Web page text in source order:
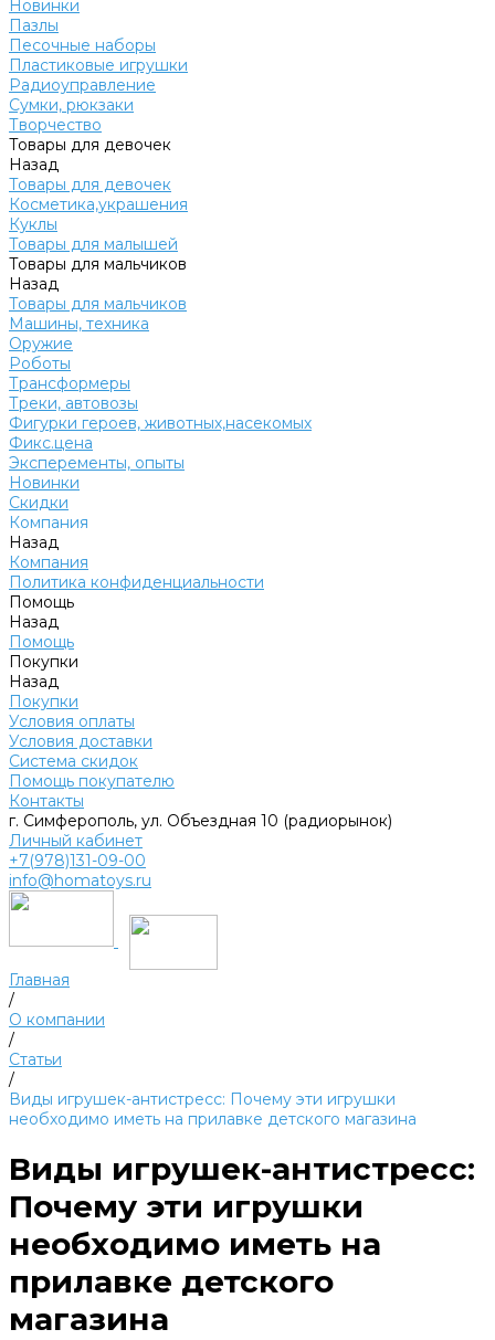
Новинки
Пазлы
Песочные наборы
Пластиковые игрушки
Радиоуправление
Сумки, рюкзаки
Творчество
Товары для девочек
Назад
Товары для девочек
Косметика,украшения
Куклы
Товары для малышей
Товары для мальчиков
Назад
Товары для мальчиков
Машины, техника
Оружие
Роботы
Трансформеры
Треки, автовозы
Фигурки героев, животных,насекомых
Фикс.цена
Эксперементы, опыты
Новинки
Скидки
Компания
Назад
Компания
Политика конфиденциальности
Помощь
Назад
Помощь
Покупки
Назад
Покупки
Условия оплаты
Условия доставки
Система скидок
Помощь покупателю
Контакты
г. Симферополь, ул. Объездная 10 (радиорынок)
Личный кабинет
+7(978)131-09-00
info@homatoys.ru
Главная
/
О компании
/
Статьи
/
Виды игрушек-антистресс: Почему эти игрушки
необходимо иметь на прилавке детского магазина
Виды игрушек-антистресс:
Почему эти игрушки
необходимо иметь на
прилавке детского
магазина